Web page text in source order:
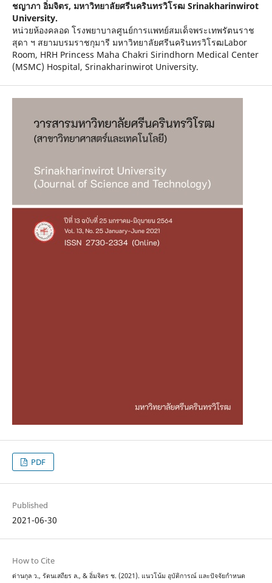
ชญาภา อิ่มจิตร, มหาวิทยาลัยศรีนครินทรวิโรฒ Srinakharinwirot
University.
หน่วยห้องคลอด โรงพยาบาลศูนย์การแพทย์สมเด็จพระเทพรัตนราช
สุดา ฯ สยามบรมราชกุมารี มหาวิทยาลัยศรีนครินทรวิโรฒLabor
Room, HRH Princess Maha Chakri Sirindhorn Medical Center
(MSMC) Hospital, Srinakharinwirot University.
PDF
Published
2021-06-30
How to Cite
ด่านกุล ว., รัตนเสถียร ล., & อิ่มจิตร ช. (2021). แนวโน้ม อุบัติการณ์ และปัจจัยกำหนด